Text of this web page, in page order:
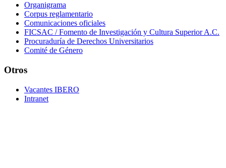
Organigrama
Corpus reglamentario
Comunicaciones oficiales
FICSAC / Fomento de Investigación y Cultura Superior A.C.
Procuraduría de Derechos Universitarios
Comité de Género
Otros
Vacantes IBERO
Intranet